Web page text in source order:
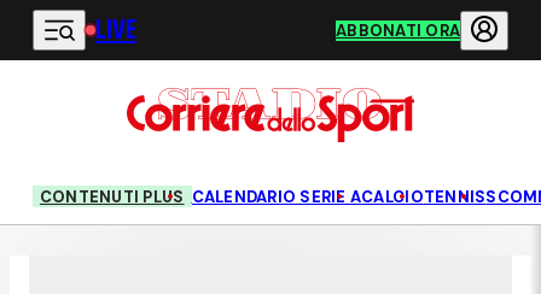
Vai al contenuto principale
LIVE ABBONATI ORA
CONTENUTI PLUS CALENDARIO SERIE ACALCIOTENNIS